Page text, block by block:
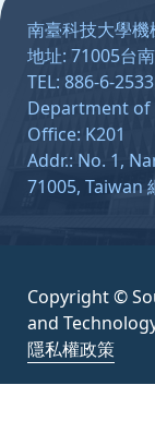
南臺科技大學
地址: 71005台
TEL: 886-6-
Department of
Office: K201
Addr.: No. 1,
71005, Taiwan
Copyright ©
and
隱私權政策